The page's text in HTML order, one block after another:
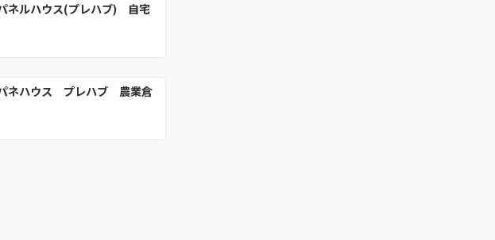
ネルハウス(プレハブ) 自宅
ネハウス プレハブ 農業倉